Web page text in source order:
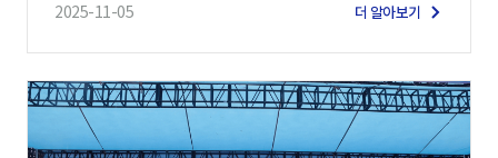
2025-11-05 더 알아보기